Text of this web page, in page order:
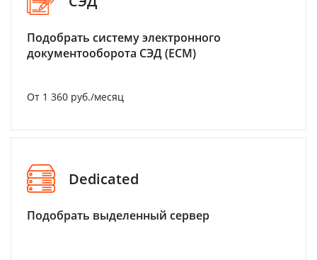
Подобрать систему электронного
документооборота СЭД (ECM)
От 1 360 руб./месяц
Dedicated
Подобрать выделенный сервер